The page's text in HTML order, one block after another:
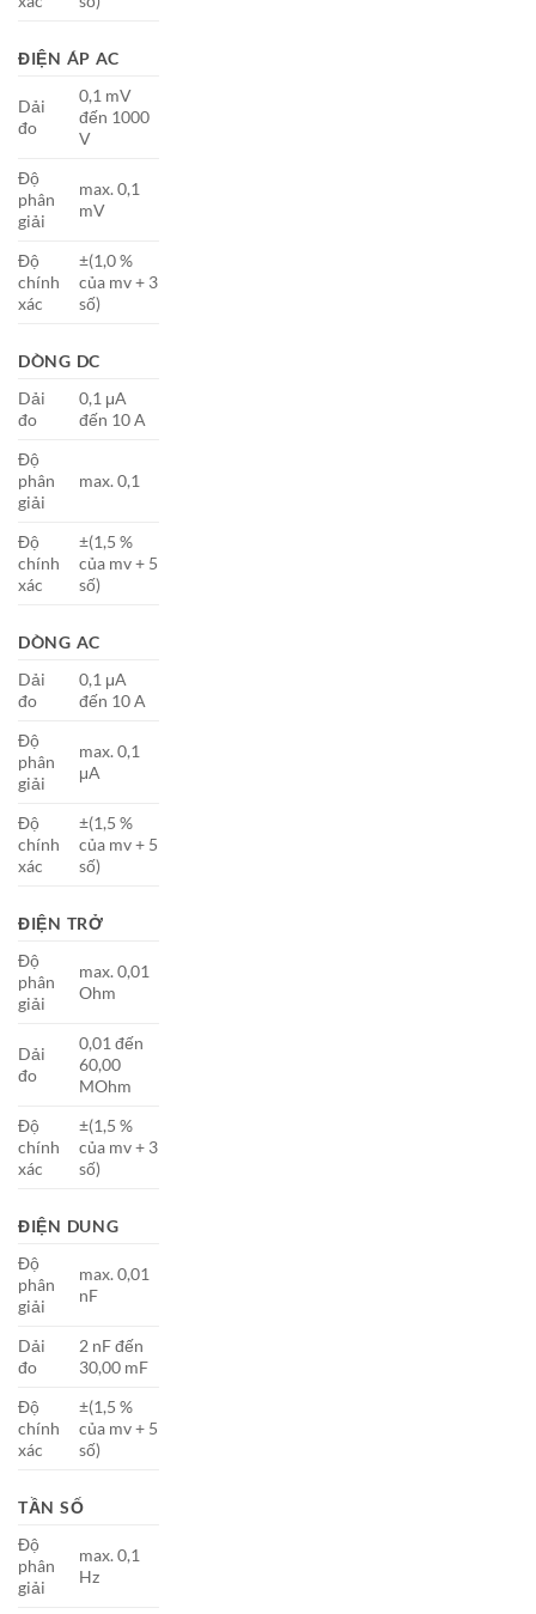
ĐIỆN ÁP AC
Dải
đo
0,1 mV
đến 1000
V
Độ
phân
giải
max. 0,1
mV
Độ
chính
xác
±(1,0 %
của mv + 3
số)
DÒNG DC
Dải
đo
0,1 μA
đến 10 A
Độ
phân
giải
max. 0,1
Độ
chính
xác
±(1,5 %
của mv + 5
số)
DÒNG AC
Dải
đo
0,1 μA
đến 10 A
Độ
phân
giải
max. 0,1
μA
Độ
chính
xác
±(1,5 %
của mv + 5
số)
ĐIỆN TRỞ
Độ
phân
giải
max. 0,01
Ohm
Dải
đo
0,01 đến
60,00
MOhm
Độ
chính
xác
±(1,5 %
của mv + 3
số)
ĐIỆN DUNG
Độ
phân
giải
max. 0,01
nF
Dải
đo
2 nF đến
30,00 mF
Độ
chính
xác
±(1,5 %
của mv + 5
số)
TẦN SỐ
Độ
phân
giải
max. 0,1
Hz